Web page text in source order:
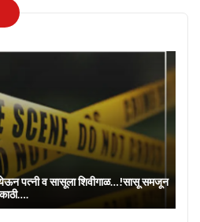
पत्नी व सासूला शिवीगाळ…!सासू समजून